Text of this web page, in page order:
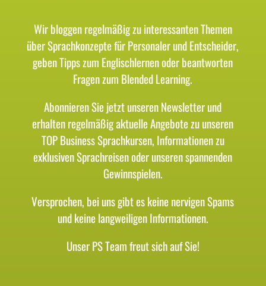
Wir bloggen regelmäßig zu interessanten Themen
über Sprachkonzepte für Personaler und Entscheider,
geben Tipps zum Englischlernen oder beantworten
Fragen zum Blended Learning.
Abonnieren Sie jetzt unseren Newsletter und
erhalten regelmäßig aktuelle Angebote zu unseren
TOP Business Sprachkursen, Informationen zu
exklusiven Sprachreisen oder unseren spannenden
Gewinnspielen.
Versprochen, bei uns gibt es keine nervigen Spams
und keine langweiligen Informationen.
Unser PS Team freut sich auf Sie!